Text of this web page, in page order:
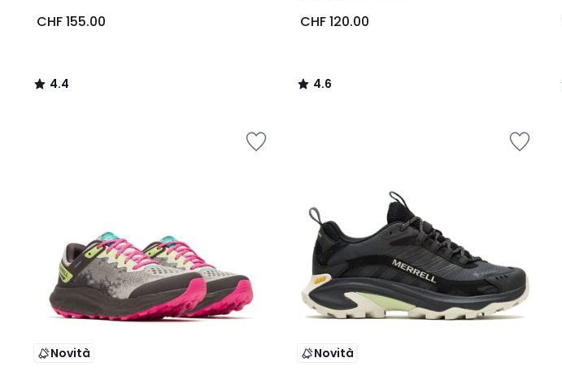
155.00.
CHF 155.00
4.4
/
CHF 120.00
4.6
/
Novità Novità